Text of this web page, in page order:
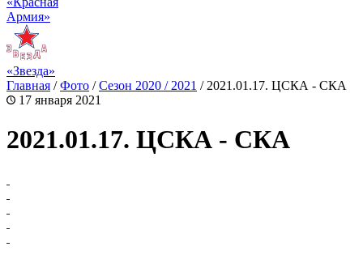
Армия»
«Звезда»
Главная /Фото /Сезон 2020 / 2021 / 2021.01.17. ЦСКА - СКА
17 января 2021
2021.01.17. ЦСКА - СКА